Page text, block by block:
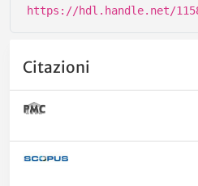
https://hdl.handle.net/
Citazioni